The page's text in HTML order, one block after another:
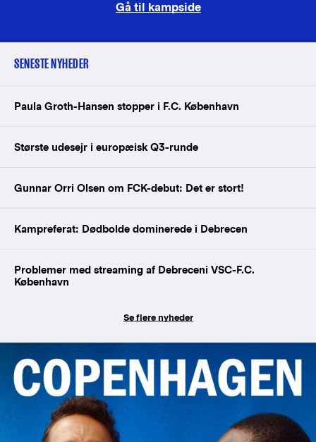
Gå til kampside
SENESTE NYHEDER
Paula Groth-Hansen stopper i F.C. København
Største udesejr i europæisk Q3-runde
Gunnar Orri Olsen om FCK-debut: Det er stort!
Kampreferat: Dødbolde dominerede i Debrecen
Problemer med streaming af Debreceni VSC-F.C.
København
Se flere nyheder